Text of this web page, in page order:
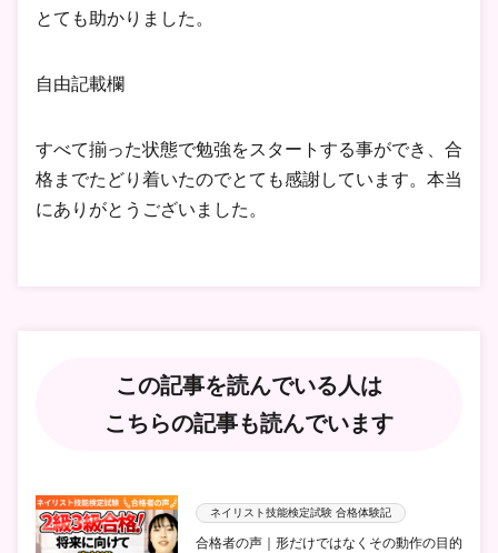
とても助かりました。
自由記載欄
すべて揃った状態で勉強をスタートする事ができ、合
格までたどり着いたのでとても感謝しています。本当
にありがとうございました。
この記事を読んでいる人は
こちらの記事も読んでいます
ネイリスト技能検定試験 合格体験記
合格者の声｜形だけではなくその動作の目的